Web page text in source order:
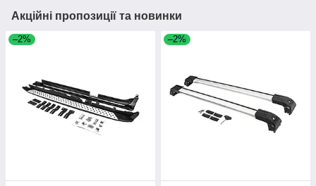
Акційні пропозиції та новинки
–2% –2%